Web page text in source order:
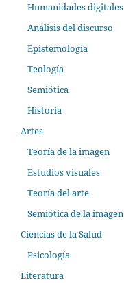
Humanidades digitales
Análisis del discurso
Epistemología
Teología
Semiótica
Historia
Artes
Teoría de la imagen
Estudios visuales
Teoría del arte
Semiótica de la imagen
Ciencias de la Salud
Psicología
Literatura